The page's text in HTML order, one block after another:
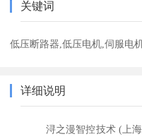
关键词
低压断路器,低压电机,伺服电
详细说明
浔之漫智控技术 (上海)